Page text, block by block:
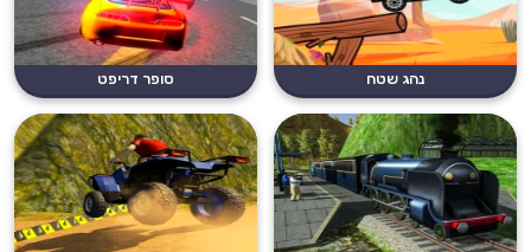
נהג שטח סופר דריפט